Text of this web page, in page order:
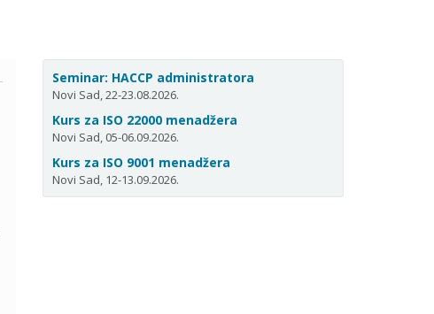
Seminar: HACCP administratora
Novi Sad, 22-23.08.2026.
Kurs za ISO 22000 menadžera
Novi Sad, 05-06.09.2026.
Kurs za ISO 9001 menadžera
Novi Sad, 12-13.09.2026.